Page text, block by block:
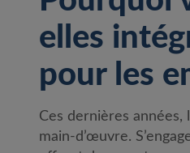
elles
pour les
Ces dernières
main-d’œuvre.